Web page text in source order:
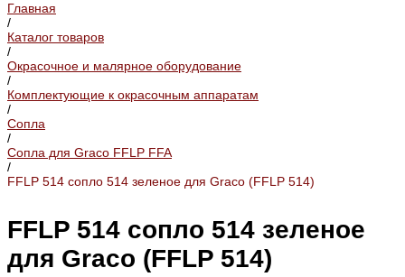
Главная
/
Каталог товаров
/
Окрасочное и малярное оборудование
/
Комплектующие к окрасочным аппаратам
/
Сопла
/
Сопла для Graco FFLP FFA
/
FFLP 514 сопло 514 зеленое для Graco (FFLP 514)
FFLP 514 сопло 514 зеленое
для Graco (FFLP 514)